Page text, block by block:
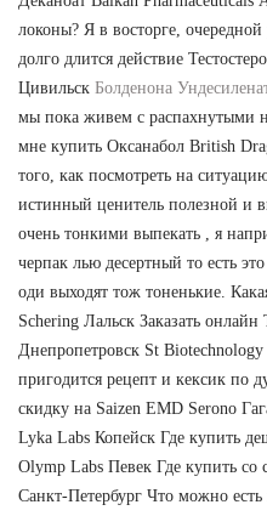
локоны? Я в восторге,
долго длится действие
Цивильск Болденона
мы пока живем с распахнутыми
мне купить Оксанабол British
того, как посмотреть на
истинный ценитель полезной и
очень тонкими выпекать , я
черпак лью десертный то есть
оди выходят тож тоненькие.
Schering Лальск Заказать
Днепропетровск St Biotechnology
пригодится рецепт и кексик по
скидку на Saizen EMD Serono
Lyka Labs Копейск Где купить
Olymp Labs Певек Где купить со
Санкт-Петербург Что можно есть